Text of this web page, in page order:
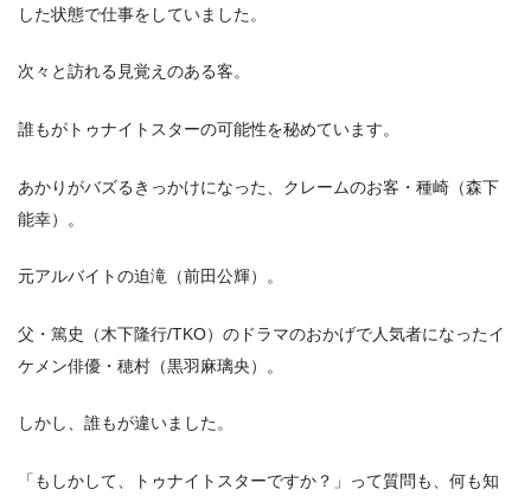
した状態で仕事をしていました。
次々と訪れる見覚えのある客。
誰もがトゥナイトスターの可能性を秘めています。
あかりがバズるきっかけになった、クレームのお客・種崎（森下
能幸）。
元アルバイトの迫滝（前田公輝）。
父・篤史（木下隆行/TKO）のドラマのおかげで人気者になったイ
ケメン俳優・穂村（黒羽麻璃央）。
しかし、誰もが違いました。
「もしかして、トゥナイトスターですか？」って質問も、何も知